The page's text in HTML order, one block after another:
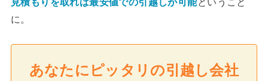
に。
あなたにピッタリの引越し会社